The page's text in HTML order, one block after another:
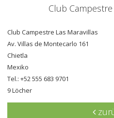
Club
Club Campestre Las Maravillas
Av. Villas de Montecarlo 161
Chietla
Mexiko
Tel.: +52 555 683 9701
9 Löcher